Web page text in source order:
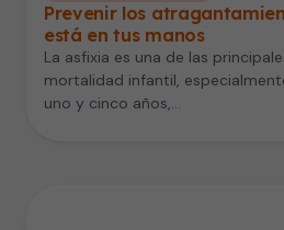
Prevenir los
está en tus manos
La asfixia es una de las
mortalidad infantil,
uno y cinco años,…